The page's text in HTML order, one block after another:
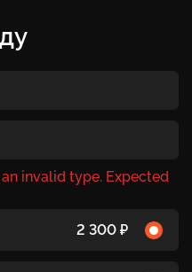
invalid type. Expected
2 300 ₽